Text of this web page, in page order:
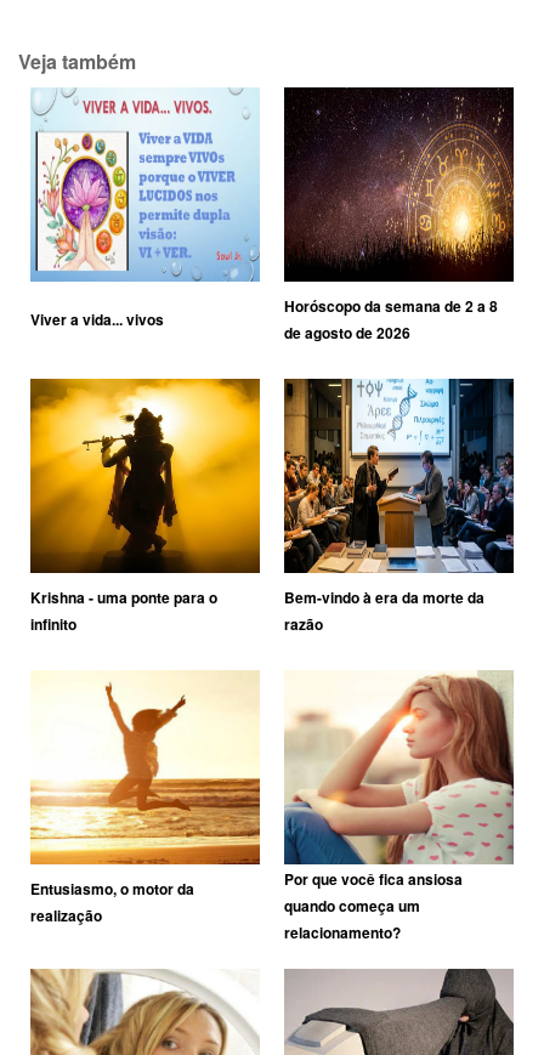
Veja também
Viver a vida... vivos
Horóscopo da semana de 2 a 8
de agosto de 2026
Krishna - uma ponte para o
infinito
Bem-vindo à era da morte da
razão
Entusiasmo, o motor da
realização
Por que você fica ansiosa
quando começa um
relacionamento?